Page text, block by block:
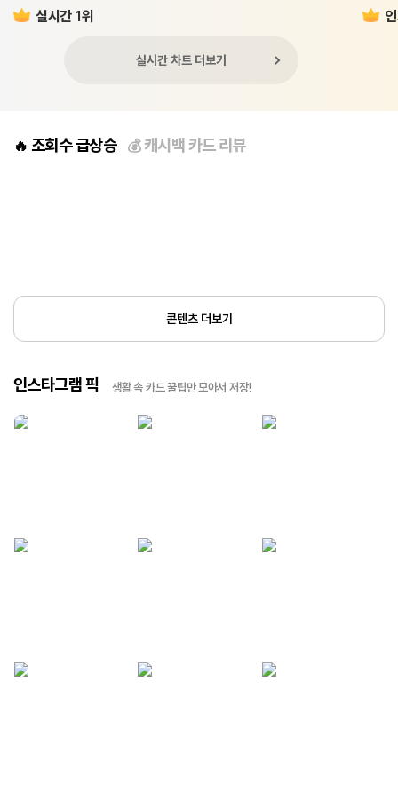
실시간 1위
실시간 차트 더보기
🔥 조회수 급상승 💰캐시백 카드 리뷰
콘텐츠 더보기
인스타그램 픽 생활 속 카드 꿀팁만 모아서 저장!